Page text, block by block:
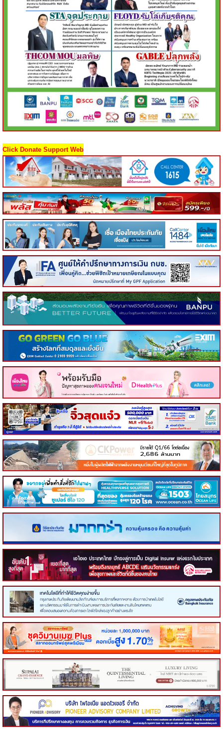
Click Donate Support Web